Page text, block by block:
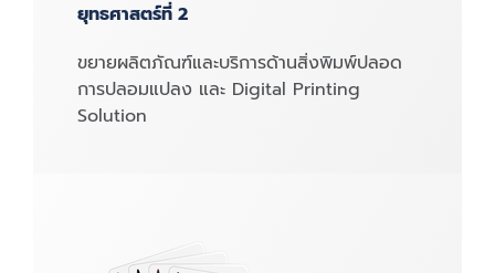
ยุทธศาสตร์ที่ 2
ขยายผลิตภัณฑ์และบริการด้านสิ่งพิมพ์ปลอด
การปลอมแปลง และ Digital Printing
Solution